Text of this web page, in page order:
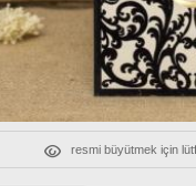
resmi büyütmek için